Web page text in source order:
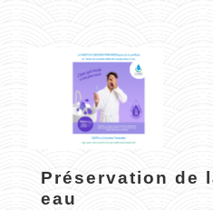
Préservation de
eau